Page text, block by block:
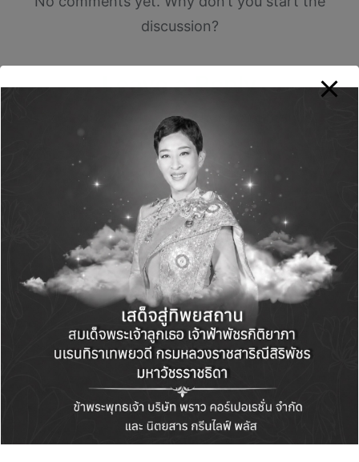
discussion?
Leave a Reply
Your email address will not be published.
Required fields are marked